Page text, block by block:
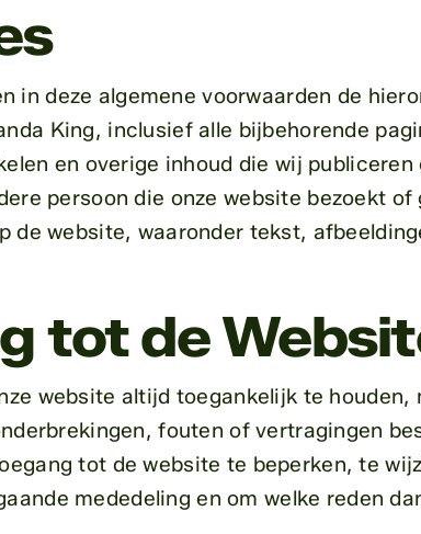
in deze algemene voorwaarden de
King, inclusief alle bijbehorende
en overige inhoud die wij
persoon die onze website bezoekt
de website, waaronder tekst,
tot de
website altijd toegankelijk te
fouten of vertragingen
tot de website te beperken, te
mededeling en om welke reden